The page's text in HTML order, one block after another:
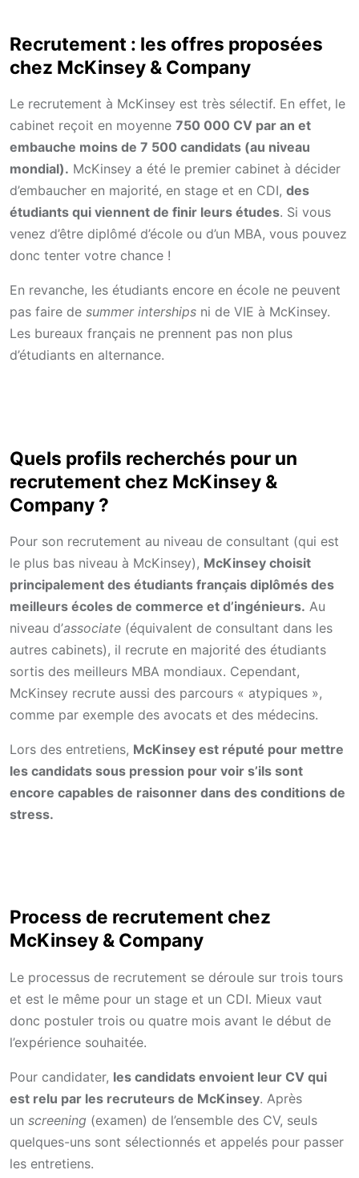
Recrutement : les offres proposées
chez McKinsey & Company
Le recrutement à McKinsey est très sélectif. En effet, le
cabinet reçoit en moyenne 750 000 CV par an et
embauche moins de 7 500 candidats (au niveau
mondial). McKinsey a été le premier cabinet à décider
d’embaucher en majorité, en stage et en CDI, des
étudiants qui viennent de finir leurs études. Si vous
venez d’être diplômé d’école ou d’un MBA, vous pouvez
donc tenter votre chance !
En revanche, les étudiants encore en école ne peuvent
pas faire de summer interships ni de VIE à McKinsey.
Les bureaux français ne prennent pas non plus
d’étudiants en alternance.
Quels profils recherchés pour un
recrutement chez McKinsey &
Company ?
Pour son recrutement au niveau de consultant (qui est
le plus bas niveau à McKinsey), McKinsey choisit
principalement des étudiants français diplômés des
meilleurs écoles de commerce et d’ingénieurs. Au
niveau d’associate (équivalent de consultant dans les
autres cabinets), il recrute en majorité des étudiants
sortis des meilleurs MBA mondiaux. Cependant,
McKinsey recrute aussi des parcours « atypiques »,
comme par exemple des avocats et des médecins.
Lors des entretiens, McKinsey est réputé pour mettre
les candidats sous pression pour voir s’ils sont
encore capables de raisonner dans des conditions de
stress.
Process de recrutement chez
McKinsey & Company
Le processus de recrutement se déroule sur trois tours
et est le même pour un stage et un CDI. Mieux vaut
donc postuler trois ou quatre mois avant le début de
l’expérience souhaitée.
Pour candidater, les candidats envoient leur CV qui
est relu par les recruteurs de McKinsey. Après
un screening (examen) de l’ensemble des CV, seuls
quelques-uns sont sélectionnés et appelés pour passer
les entretiens.